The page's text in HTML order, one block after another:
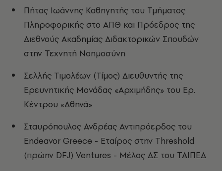
Πήτας Ιωάννης Καθηγητής του Τμήματος
Πληροφορικής στο ΑΠΘ και Πρόεδρος της
Διεθνούς Ακαδημίας Διδακτορικών Σπουδών
στην Τεχνητή Νοημοσύνη
Σελλής Τιμολέων (Τίμος) Διευθυντής της
Ερευνητικής Μονάδας «Αρχιμήδης» του Ερ.
Κέντρου «Αθηνά»
Σταυρόπουλος Ανδρέας Αντιπρόερδος του
Endeavor Greece - Εταίρος στην Threshold
(πρώην DFJ) Ventures - Μέλος ΔΣ του ΤΑΙΠΕΔ